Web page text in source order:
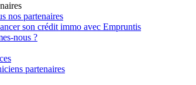
nos partenaires
son crédit immo avec Empruntis
nous ?
partenaires